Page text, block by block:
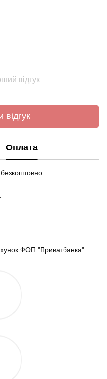
відгук
відгук
Оплата
ФОП "Приватбанка"